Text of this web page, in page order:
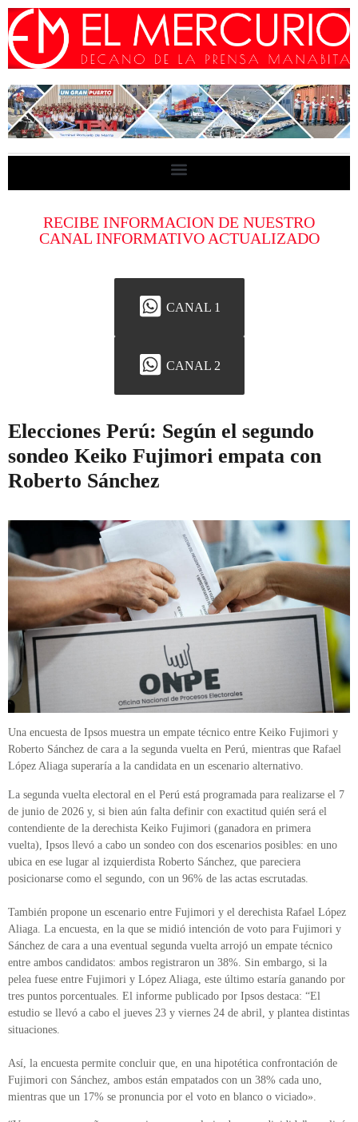
RECIBE INFORMACION DE NUESTRO
CANAL INFORMATIVO ACTUALIZADO
CANAL 1
CANAL 2
Elecciones Perú: Según el segundo
sondeo Keiko Fujimori empata con
Roberto Sánchez
Una encuesta de Ipsos muestra un empate técnico entre Keiko Fujimori y
Roberto Sánchez de cara a la segunda vuelta en Perú, mientras que Rafael
López Aliaga superaría a la candidata en un escenario alternativo.
La segunda vuelta electoral en el Perú está programada para realizarse el 7
de junio de 2026 y, si bien aún falta definir con exactitud quién será el
contendiente de la derechista Keiko Fujimori (ganadora en primera
vuelta), Ipsos llevó a cabo un sondeo con dos escenarios posibles: en uno
ubica en ese lugar al izquierdista Roberto Sánchez, que pareciera
posicionarse como el segundo, con un 96% de las actas escrutadas.
También propone un escenario entre Fujimori y el derechista Rafael López
Aliaga. La encuesta, en la que se midió intención de voto para Fujimori y
Sánchez de cara a una eventual segunda vuelta arrojó un empate técnico
entre ambos candidatos: ambos registraron un 38%. Sin embargo, si la
pelea fuese entre Fujimori y López Aliaga, este último estaría ganando por
tres puntos porcentuales. El informe publicado por Ipsos destaca: “El
estudio se llevó a cabo el jueves 23 y viernes 24 de abril, y plantea distintas
situaciones.
Así, la encuesta permite concluir que, en una hipotética confrontación de
Fujimori con Sánchez, ambos están empatados con un 38% cada uno,
mientras que un 17% se pronuncia por el voto en blanco o viciado».